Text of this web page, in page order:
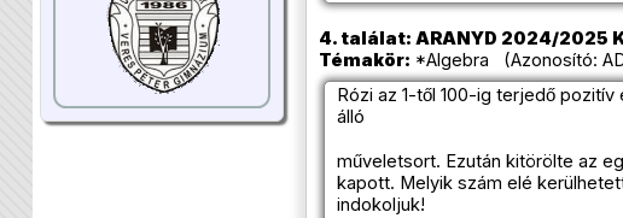
4. találat: ARANYD 2024/2025
Témakör: *Algebra (Azonosító:
Rózi az 1-től 100-ig terjedő
álló
műveletsort. Ezután kitörölte az
kapott. Melyik szám elé
indokoljuk!